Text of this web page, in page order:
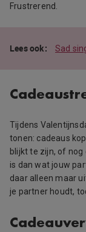
Frustrerend.
Sad
Tijdens
tonen: cadeaus
blijkt te zijn, of
is dan wat jouw
daar alleen maar
je partner houdt,